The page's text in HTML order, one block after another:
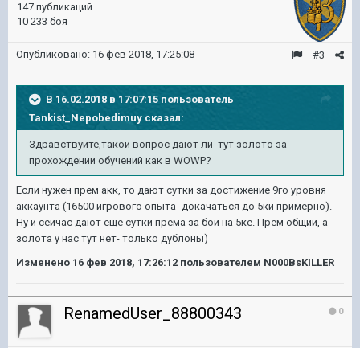
147 публикаций
10 233 боя
#3
Опубликовано: 16 фев 2018, 17:25:08
В 16.02.2018 в 17:07:15 пользователь
Tankist_Nepobedimuy сказал:
Здравствуйте,такой вопрос дают ли тут золото за
прохождении обучений как в WOWP?
Если нужен прем акк, то дают сутки за достижение 9го уровня
аккаунта (16500 игрового опыта- докачаться до 5ки примерно).
Ну и сейчас дают ещё сутки према за бой на 5ке. Прем общий, а
золота у нас тут нет- только дублоны)
Изменено 16 фев 2018, 17:26:12 пользователем N000BsKILLER
0
RenamedUser_88800343